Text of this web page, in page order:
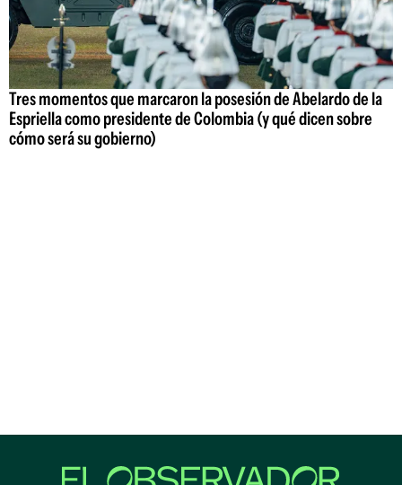
Tres momentos que marcaron la posesión de Abelardo de la
Espriella como presidente de Colombia (y qué dicen sobre
cómo será su gobierno)